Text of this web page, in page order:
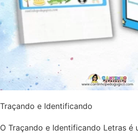
Traçando e Identificando
O Traçando e Identificando Letras é